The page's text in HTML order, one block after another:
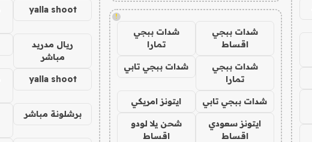
!
شدات ببجي
اقساط
شدات ببجي
تمارا
شدات ببجي
تمارا
شدات ببجي تابي
شدات ببجي تابي ايتونز امريكي
ايتونز سعودي
اقساط
شحن يلا لودو
اقساط
yalla shoot
ريال مدريد
مباشر
yalla shoot
برشلونة مباشر